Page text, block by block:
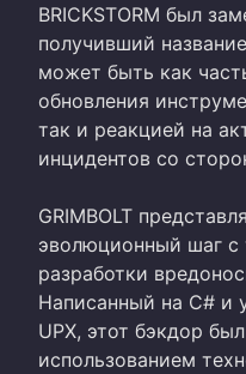
BRICKSTORM был
получивший
может быть как
обновления
так и реакцией на
инцидентов со
GRIMBOLT
эволюционный шаг с
разработки
Написанный на C# и
UPX, этот бэкдор
использованием